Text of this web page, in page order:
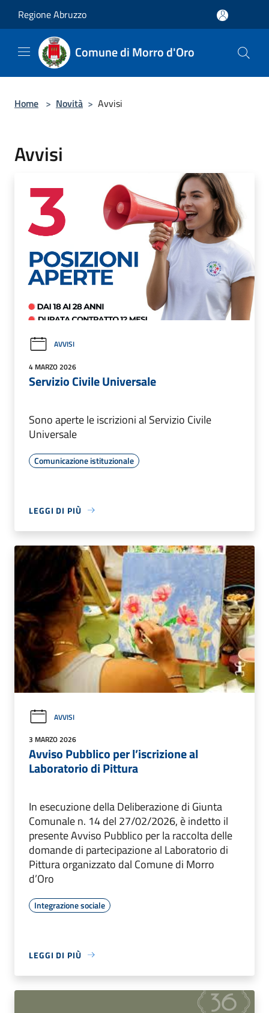
Regione Abruzzo
Comune di Morro d'Oro
Home > Novità > Avvisi
Avvisi
AVVISI
4 MARZO 2026
Servizio Civile Universale
Sono aperte le iscrizioni al Servizio Civile
Universale
Comunicazione istituzionale
LEGGI DI PIÙ
AVVISI
3 MARZO 2026
Avviso Pubblico per l’iscrizione al
Laboratorio di Pittura
In esecuzione della Deliberazione di Giunta
Comunale n. 14 del 27/02/2026, è indetto il
presente Avviso Pubblico per la raccolta delle
domande di partecipazione al Laboratorio di
Pittura organizzato dal Comune di Morro
d’Oro
Integrazione sociale
LEGGI DI PIÙ